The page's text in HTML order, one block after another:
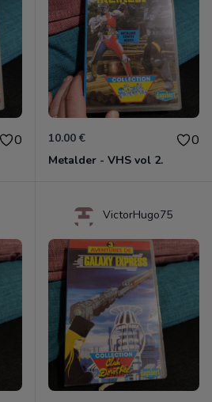
0 10.00 € 0
Metalder - VHS vol 2.
VictorHugo75